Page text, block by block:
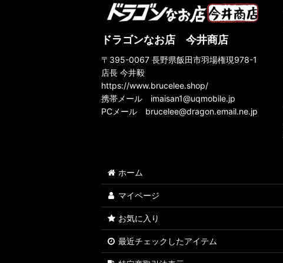
ドラゴンなお店 今井商店
〒395-0067 長野県飯田市羽場権現978-1
店長 今井毅
https://www.brucelee.shop/
携帯メール imaisan1@uqmobile.jp
PCメール brucelee@dragon.email.ne.jp
ホーム
マイページ
お気に入り
最近チェックしたアイテム